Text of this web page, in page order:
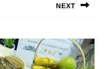
NEXT
запись: